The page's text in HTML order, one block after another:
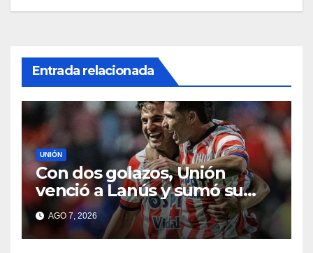
Entrada relacionada
UNIÓN
Con dos golazos, Unión
venció a Lanús y sumó su
primer triunfo en el Clausura
AGO 7, 2026